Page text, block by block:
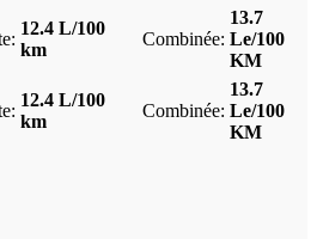
12.4 L/100
km
Combinée:
13.7
Le/100
KM
12.4 L/100
km
Combinée:
13.7
Le/100
KM